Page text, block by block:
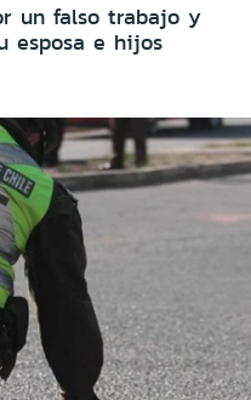
un falso trabajo y
esposa e hijos